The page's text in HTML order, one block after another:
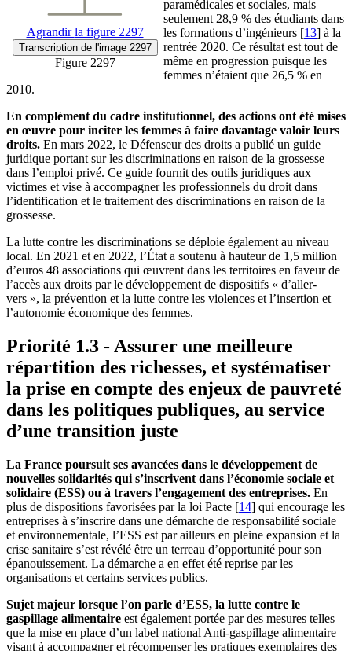
Agrandirla figure 2297
Transcription de l'image 2297
Figure 2297
paramédicales et sociales, mais
seulement 28,9 % des étudiants dans
les formations d’ingénieurs [13] à la
rentrée 2020. Ce résultat est tout de
même en progression puisque les
femmes n’étaient que 26,5 % en
2010.
En complément du cadre institutionnel, des actions ont été mises
en œuvre pour inciter les femmes à faire davantage valoir leurs
droits. En mars 2022, le Défenseur des droits a publié un guide
juridique portant sur les discriminations en raison de la grossesse
dans l’emploi privé. Ce guide fournit des outils juridiques aux
victimes et vise à accompagner les professionnels du droit dans
l’identification et le traitement des discriminations en raison de la
grossesse.
La lutte contre les discriminations se déploie également au niveau
local. En 2021 et en 2022, l’État a soutenu à hauteur de 1,5 million
d’euros 48 associations qui œuvrent dans les territoires en faveur de
l’accès aux droits par le développement de dispositifs « d’aller-
vers », la prévention et la lutte contre les violences et l’insertion et
l’autonomie économique des femmes.
Priorité 1.3 - Assurer une meilleure
répartition des richesses, et systématiser
la prise en compte des enjeux de pauvreté
dans les politiques publiques, au service
d’une transition juste
La France poursuit ses avancées dans le développement de
nouvelles solidarités qui s’inscrivent dans l’économie sociale et
solidaire (ESS) ou à travers l’engagement des entreprises. En
plus de dispositions favorisées par la loi Pacte [14] qui encourage les
entreprises à s’inscrire dans une démarche de responsabilité sociale
et environnementale, l’ESS est par ailleurs en pleine expansion et la
crise sanitaire s’est révélé être un terreau d’opportunité pour son
épanouissement. La démarche a en effet été reprise par les
organisations et certains services publics.
Sujet majeur lorsque l’on parle d’ESS, la lutte contre le
gaspillage alimentaire est également portée par des mesures telles
que la mise en place d’un label national Anti-gaspillage alimentaire
visant à accompagner et récompenser les pratiques exemplaires des